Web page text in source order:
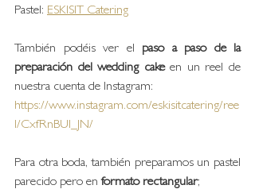
Pastel: ESKISIT Catering
También podéis ver el paso a paso de la
preparación del wedding cake en un reel de
nuestra cuenta de Instagram:
https://www.instagram.com/eskisitcatering/ree
l/CxfRnBUI_JN/
Para otra boda, también preparamos un pastel
parecido pero en formato rectangular;